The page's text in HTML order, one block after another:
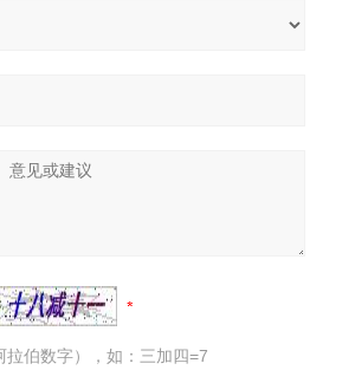
伯数字），如：三加四=7